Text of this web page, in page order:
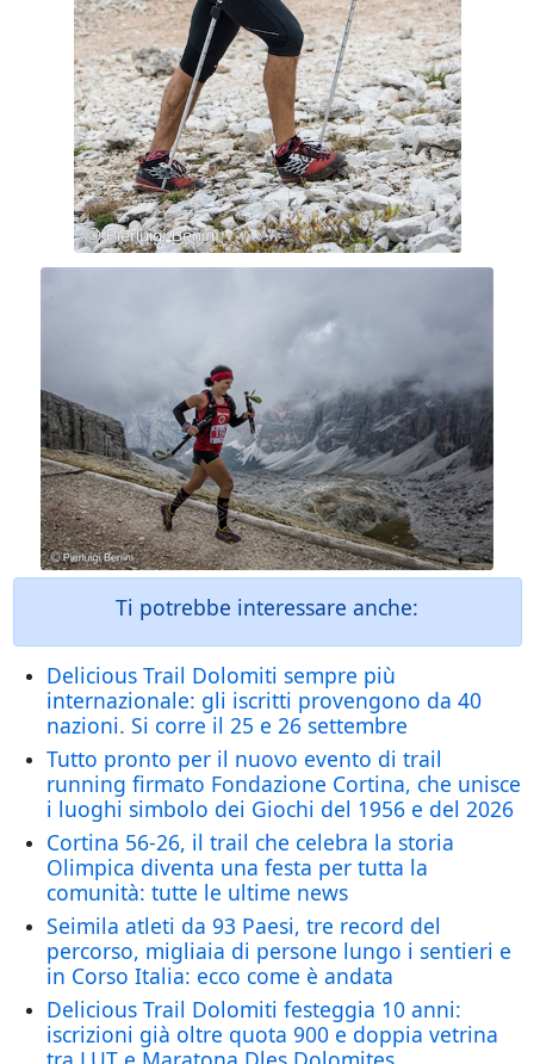
Ti potrebbe interessare anche:
Delicious Trail Dolomiti sempre più
internazionale: gli iscritti provengono da 40
nazioni. Si corre il 25 e 26 settembre
Tutto pronto per il nuovo evento di trail
running firmato Fondazione Cortina, che unisce
i luoghi simbolo dei Giochi del 1956 e del 2026
Cortina 56-26, il trail che celebra la storia
Olimpica diventa una festa per tutta la
comunità: tutte le ultime news
Seimila atleti da 93 Paesi, tre record del
percorso, migliaia di persone lungo i sentieri e
in Corso Italia: ecco come è andata
Delicious Trail Dolomiti festeggia 10 anni:
iscrizioni già oltre quota 900 e doppia vetrina